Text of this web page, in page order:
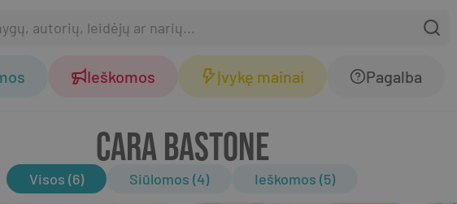
Ieškomos Įvykę mainai Pagalba
CARA BASTONE
Visos (6) Siūlomos (4) Ieškomos (5)